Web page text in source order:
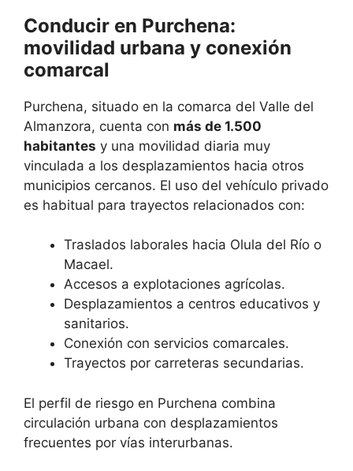
Conducir en Purchena:
movilidad urbana y conexión
comarcal
Purchena, situado en la comarca del Valle del
Almanzora, cuenta con más de 1.500
habitantes y una movilidad diaria muy
vinculada a los desplazamientos hacia otros
municipios cercanos. El uso del vehículo privado
es habitual para trayectos relacionados con:
Traslados laborales hacia Olula del Río o
Macael.
Accesos a explotaciones agrícolas.
Desplazamientos a centros educativos y
sanitarios.
Conexión con servicios comarcales.
Trayectos por carreteras secundarias.
El perfil de riesgo en Purchena combina
circulación urbana con desplazamientos
frecuentes por vías interurbanas.